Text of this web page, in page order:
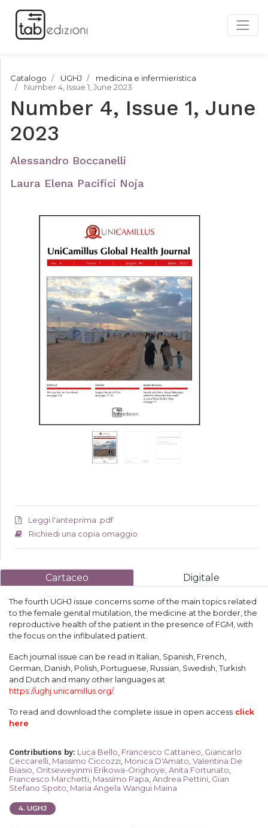
Catalogo UGHJ
medicina e infermieristica
Number 4, Issue 1, June 2023
Number 4, Issue 1, June
2023
Alessandro Boccanelli
Laura Elena Pacifici Noja
Leggi l'anteprima .pdf
Richiedi una copia omaggio
Cartaceo Digitale
The fourth UGHJ issue concerns some of the main topics related
to the female genital mutilation, the medicine at the border, the
reproductive health of the patient in the presence of FGM, with
the focus on the infibulated patient.
Each journal issue can be read in Italian, Spanish, French,
German, Danish, Polish, Portuguese, Russian, Swedish, Turkish
and Dutch and many other languages at
https://ughj.unicamillus.org/.
To read and download the complete issue in open access click
here
Contributions by: Luca Bello Francesco Cattaneo Giancarlo
Ceccarelli Massimo Ciccozzi Monica D'Amato Valentina De
Biasio Oritseweyinmi Erikowa-Orighoye Anita Fortunato
Francesco Marchetti Massimo Papa Andrea Pettini Gian
Stefano Spoto Maria Angela Wangui Maina
4. UGHJ